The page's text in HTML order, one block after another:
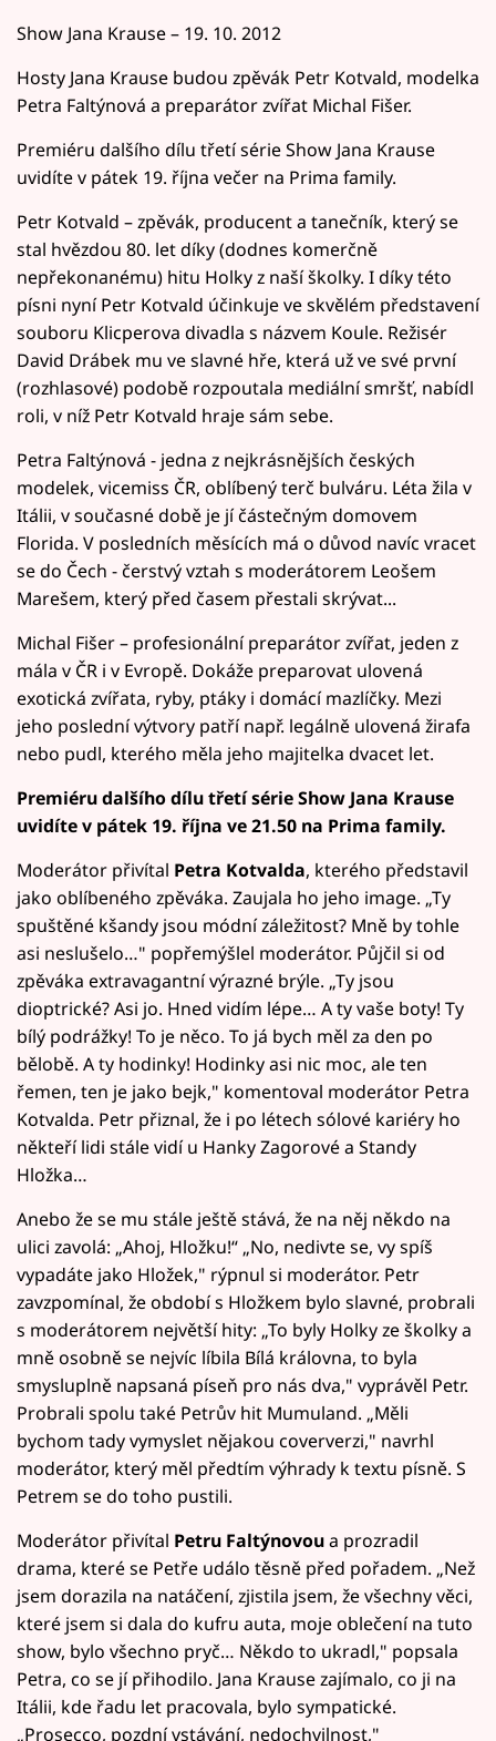
Show Jana Krause – 19. 10. 2012
Hosty Jana Krause budou zpěvák Petr Kotvald, modelka
Petra Faltýnová a preparátor zvířat Michal Fišer.
Premiéru dalšího dílu třetí série Show Jana Krause
uvidíte v pátek 19. října večer na Prima family.
Petr Kotvald – zpěvák, producent a tanečník, který se
stal hvězdou 80. let díky (dodnes komerčně
nepřekonanému) hitu Holky z naší školky. I díky této
písni nyní Petr Kotvald účinkuje ve skvělém představení
souboru Klicperova divadla s názvem Koule. Režisér
David Drábek mu ve slavné hře, která už ve své první
(rozhlasové) podobě rozpoutala mediální smršť, nabídl
roli, v níž Petr Kotvald hraje sám sebe.
Petra Faltýnová - jedna z nejkrásnějších českých
modelek, vicemiss ČR, oblíbený terč bulváru. Léta žila v
Itálii, v současné době je jí částečným domovem
Florida. V posledních měsících má o důvod navíc vracet
se do Čech - čerstvý vztah s moderátorem Leošem
Marešem, který před časem přestali skrývat...
Michal Fišer – profesionální preparátor zvířat, jeden z
mála v ČR i v Evropě. Dokáže preparovat ulovená
exotická zvířata, ryby, ptáky i domácí mazlíčky. Mezi
jeho poslední výtvory patří např. legálně ulovená žirafa
nebo pudl, kterého měla jeho majitelka dvacet let.
Premiéru dalšího dílu třetí série Show Jana Krause
uvidíte v pátek 19. října ve 21.50 na Prima family.
Moderátor přivítal Petra Kotvalda, kterého představil
jako oblíbeného zpěváka. Zaujala ho jeho image. „Ty
spuštěné kšandy jsou módní záležitost? Mně by tohle
asi neslušelo…" popřemýšlel moderátor. Půjčil si od
zpěváka extravagantní výrazné brýle. „Ty jsou
dioptrické? Asi jo. Hned vidím lépe… A ty vaše boty! Ty
bílý podrážky! To je něco. To já bych měl za den po
bělobě. A ty hodinky! Hodinky asi nic moc, ale ten
řemen, ten je jako bejk," komentoval moderátor Petra
Kotvalda. Petr přiznal, že i po létech sólové kariéry ho
někteří lidi stále vidí u Hanky Zagorové a Standy
Hložka…
Anebo že se mu stále ještě stává, že na něj někdo na
ulici zavolá: „Ahoj, Hložku!“ „No, nedivte se, vy spíš
vypadáte jako Hložek," rýpnul si moderátor. Petr
zavzpomínal, že období s Hložkem bylo slavné, probrali
s moderátorem největší hity: „To byly Holky ze školky a
mně osobně se nejvíc líbila Bílá královna, to byla
smysluplně napsaná píseň pro nás dva," vyprávěl Petr.
Probrali spolu také Petrův hit Mumuland. „Měli
bychom tady vymyslet nějakou coververzi," navrhl
moderátor, který měl předtím výhrady k textu písně. S
Petrem se do toho pustili.
Moderátor přivítal Petru Faltýnovoua prozradil
drama, které se Petře událo těsně před pořadem. „Než
jsem dorazila na natáčení, zjistila jsem, že všechny věci,
které jsem si dala do kufru auta, moje oblečení na tuto
show, bylo všechno pryč… Někdo to ukradl," popsala
Petra, co se jí přihodilo. Jana Krause zajímalo, co ji na
Itálii, kde řadu let pracovala, bylo sympatické.
„Prosecco, pozdní vstávání, nedochvilnost,"